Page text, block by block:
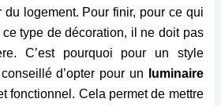
du logement. Pour finir, pour ce qui
ce type de décoration, il ne doit pas
C’est pourquoi pour un style
d’opter pour un luminaire
fonctionnel. Cela permet de mettre